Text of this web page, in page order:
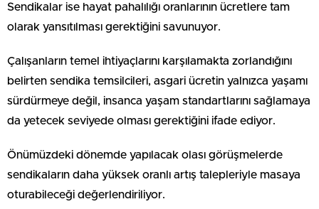
Sendikalar ise hayat pahalılığı oranlarının ücretlere tam
olarak yansıtılması gerektiğini savunuyor.
Çalışanların temel ihtiyaçlarını karşılamakta zorlandığını
belirten sendika temsilcileri, asgari ücretin yalnızca yaşamı
sürdürmeye değil, insanca yaşam standartlarını sağlamaya
da yetecek seviyede olması gerektiğini ifade ediyor.
Önümüzdeki dönemde yapılacak olası görüşmelerde
sendikaların daha yüksek oranlı artış talepleriyle masaya
oturabileceği değerlendiriliyor.